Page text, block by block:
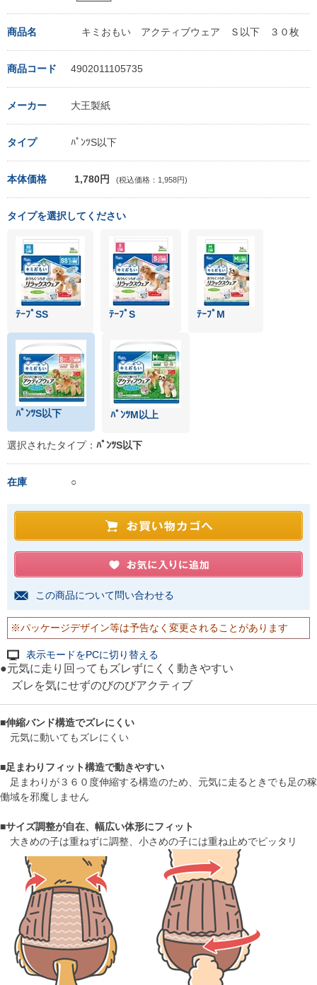
商品名 キミおもい アクティブウェア Ｓ以下 ３０枚
商品コード 4902011105735
メーカー 大王製紙
タイプ ﾊﾟﾝﾂS以下
本体価格 1,780円 (税込価格：1,958円)
タイプを選択してください
ﾃｰﾌﾟSS ﾃｰﾌﾟS ﾃｰﾌﾟM
ﾊﾟﾝﾂS以下 ﾊﾟﾝﾂM以上
選択されたタイプ： ﾊﾟﾝﾂS以下
在庫 ○
この商品について問い合わせる
※パッケージデザイン等は予告なく変更されることがあります
表示モードをPCに切り替える
●元気に走り回ってもズレずにくく動きやすい
ズレを気にせずのびのびアクティブ
■伸縮バンド構造でズレにくい
元気に動いてもズレにくい
■足まわりフィット構造で動きやすい
足まわりが３６０度伸縮する構造のため、元気に走るときでも足の稼
働域を邪魔しません
■サイズ調整が自在、幅広い体形にフィット
大きめの子は重ねずに調整、小さめの子には重ね止めでピッタリ